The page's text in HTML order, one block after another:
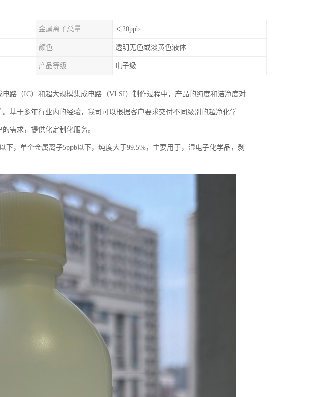
金属离子总量 ＜20ppb
颜色 透明无色或淡黄色液体
产品等级 电子级
路（IC）和超大规模集成电路（VLSI）制作过程中，产品的纯度和洁净度对
基于多年行业内的经验，我司可以根据客户要求交付不同级别的超净化学
需求，提供化定制化服务。
下，单个金属离子5ppb以下，纯度大于99.5%，主要用于，湿电子化学品，剥